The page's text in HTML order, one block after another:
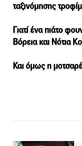
ταξινόμησης
Γιατί ένα πιάτο
Βόρεια και Νότια
Και όμως η